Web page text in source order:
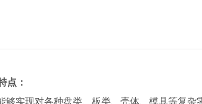
：
现对各种盘类、板类、壳体、模具等复杂